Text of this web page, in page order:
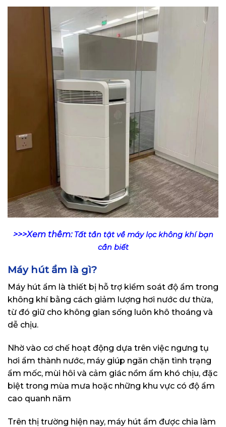
>>>Xem thêm: Tất tần tật về máy lọc không khí bạn
cần biết
Máy hút ẩm là gì?
Máy hút ẩm là thiết bị hỗ trợ kiểm soát độ ẩm trong
không khí bằng cách giảm lượng hơi nước dư thừa,
từ đó giữ cho không gian sống luôn khô thoáng và
dễ chịu.
Nhờ vào cơ chế hoạt động dựa trên việc ngưng tụ
hơi ẩm thành nước, máy giúp ngăn chặn tình trạng
ẩm mốc, mùi hôi và cảm giác nồm ẩm khó chịu, đặc
biệt trong mùa mưa hoặc những khu vực có độ ẩm
cao quanh năm
Trên thị trường hiện nay, máy hút ẩm được chia làm